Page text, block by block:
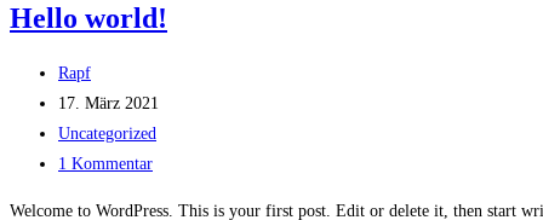
Hello world!
Rapf
17. März 2021
Uncategorized
1 Kommentar
Welcome to WordPress. This is your first post. Edit or delete it, then start